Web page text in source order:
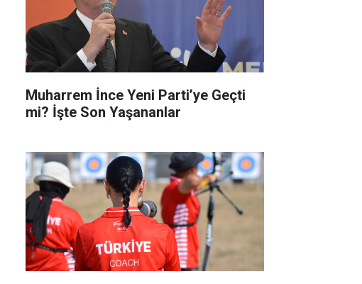
Muharrem İnce Yeni Parti’ye Geçti
mi? İşte Son Yaşananlar